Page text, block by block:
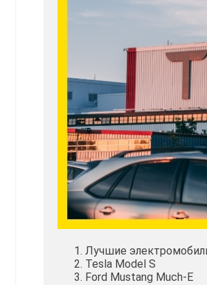
Лучшие
Tesla Model S
Ford Mustang Much-E